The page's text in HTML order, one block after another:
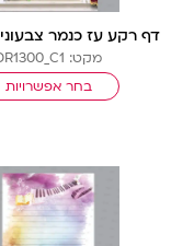
מקט: DR1300_C1
בחר אפשרויות